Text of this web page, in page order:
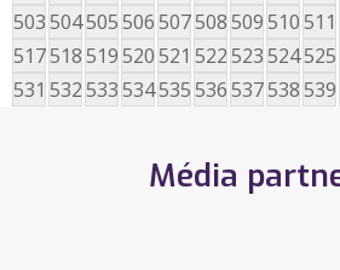
503504505506507508509510511
517518519520521 522523524525
531 532533534535536537538539
Média